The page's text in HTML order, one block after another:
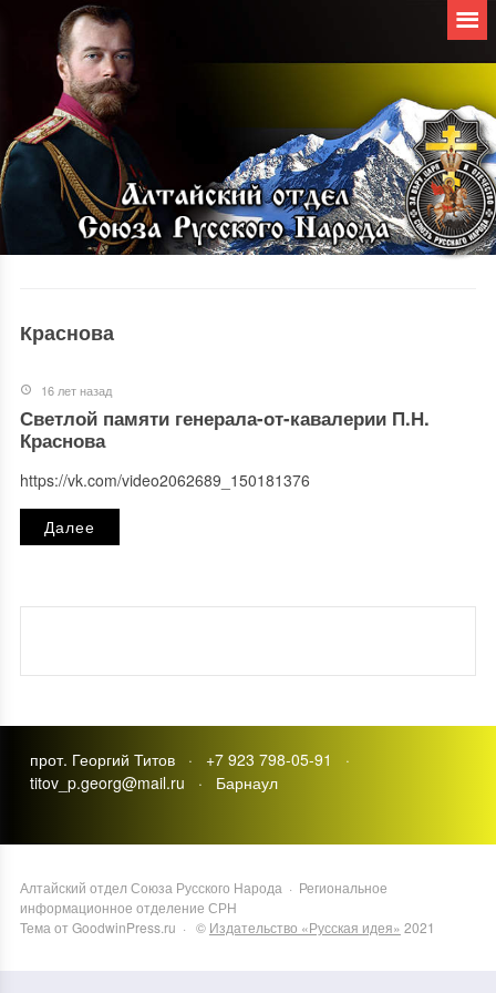
Краснова
16 лет назад
Светлой памяти генерала-от-кавалерии П.Н.
Краснова
https://vk.com/video2062689_150181376
Далее
прот. Георгий Титов · +7 923 798-05-91 ·
titov_p.georg@mail.ru · Барнаул
Алтайский отдел Союза Русского Народа · Региональное
информационное отделение СРН
Тема от GoodwinPress.ru · © Издательство «Русская идея» 2021